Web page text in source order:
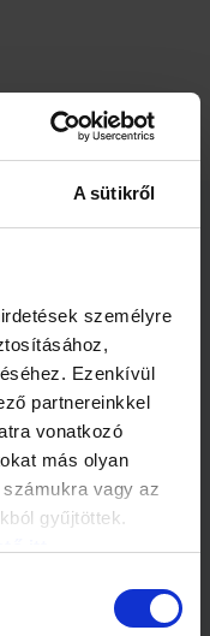
A sütikről
személyre
Ezenkívül
partnereinkkel
vonatkozó
más olyan
vagy az
gyűjtöttek.
1 perc
ösvény a
parton